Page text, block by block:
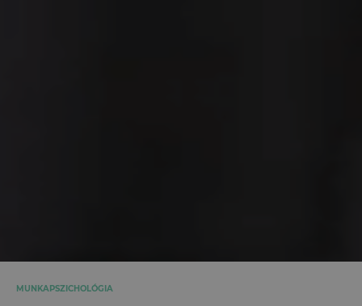
MUNKAPSZICHOLÓGIA